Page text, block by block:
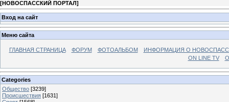
[НОВОСПАССКИЙ ПОРТАЛ]
Вход на сайт
Меню сайта
ГЛАВНАЯ СТРАНИЦА ФОРУМ ФОТОАЛЬБОМ
ИНФОРМАЦИЯ О
ON LINE TV
Categories
Общество [3239]
Происшествия [1631]